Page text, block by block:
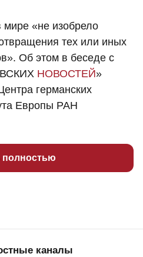
мире «не изобрело
тех или иных
Об этом в беседе с
НОВОСТЕЙ»
германских
Европы РАН
полностью
каналы